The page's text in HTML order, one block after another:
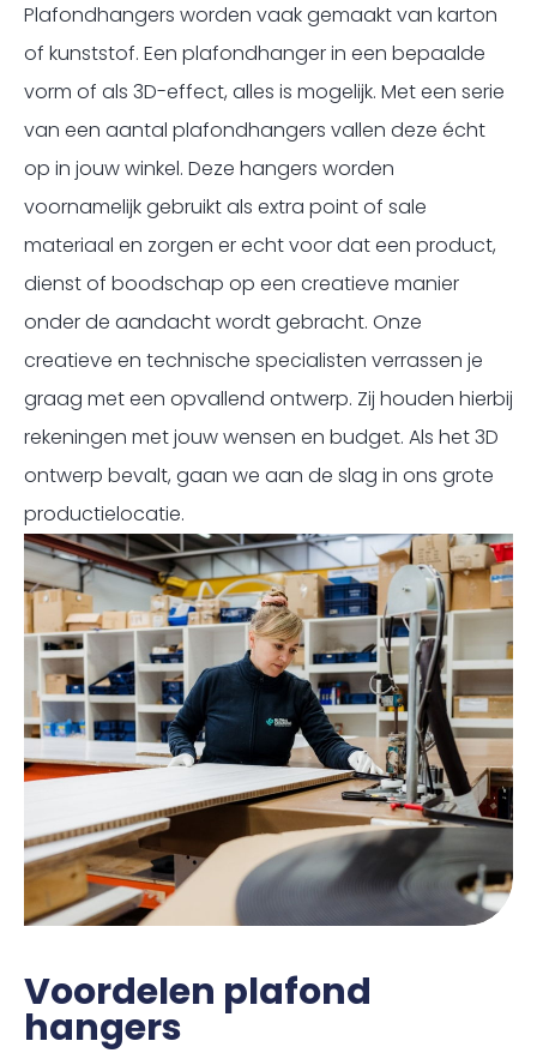
Plafondhangers worden vaak gemaakt van karton
of kunststof. Een plafondhanger in een bepaalde
vorm of als 3D-effect, alles is mogelijk. Met een serie
van een aantal plafondhangers vallen deze écht
op in jouw winkel. Deze hangers worden
voornamelijk gebruikt als extra point of sale
materiaal en zorgen er echt voor dat een product,
dienst of boodschap op een creatieve manier
onder de aandacht wordt gebracht. Onze
creatieve en technische specialisten verrassen je
graag met een opvallend ontwerp. Zij houden hierbij
rekeningen met jouw wensen en budget. Als het 3D
ontwerp bevalt, gaan we aan de slag in ons grote
productielocatie.
Voordelen plafond
hangers